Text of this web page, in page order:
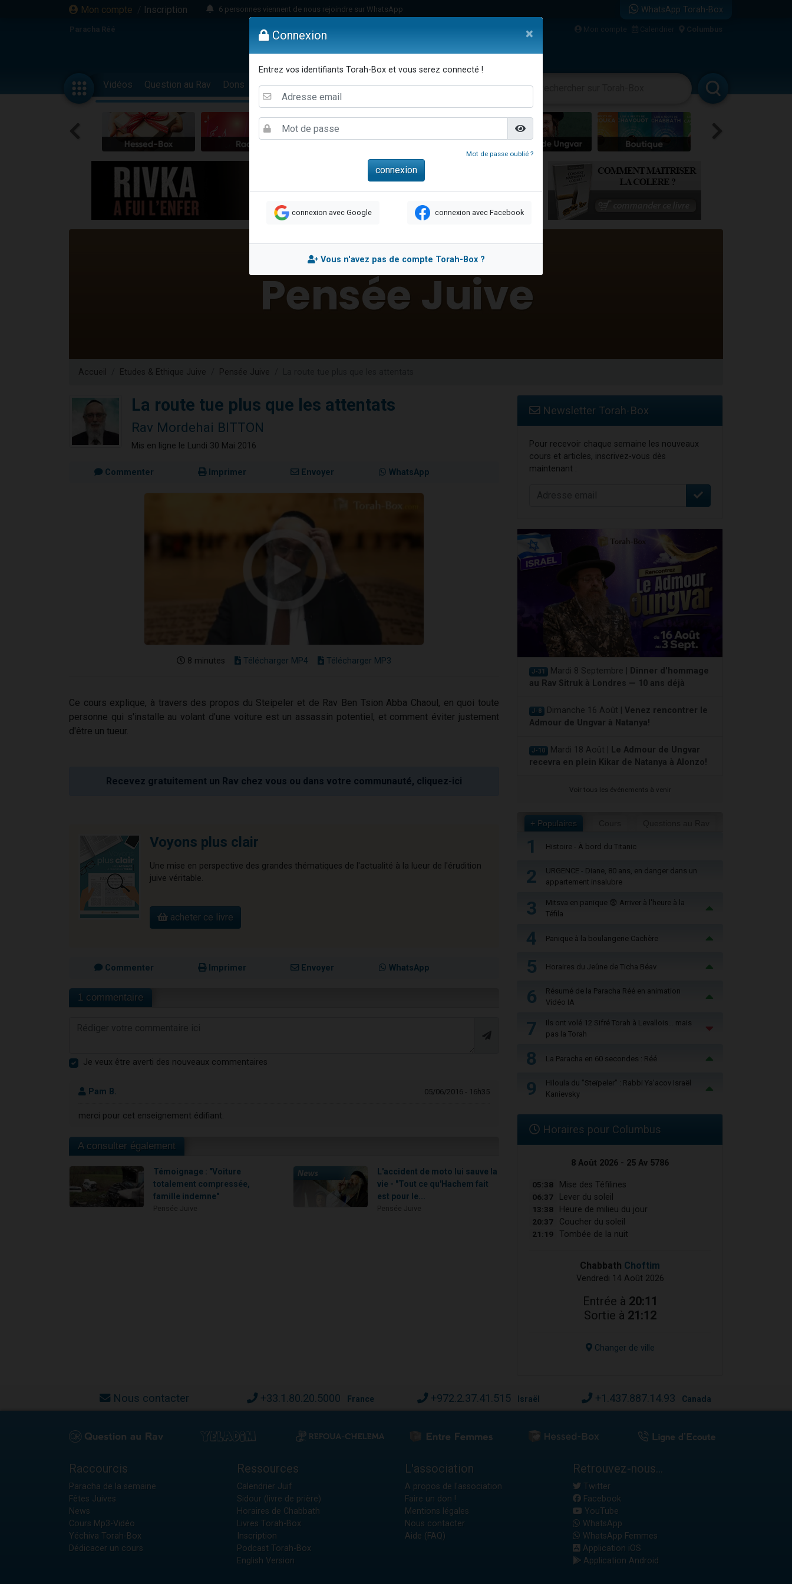
Mon compte / Inscription
6 personnes viennent de nous rejoindre sur WhatsApp
4 personnes viennent de faire un don pour Reloger Rivka, 6 enfants, victime de violences...
4 personnes viennent de nous rejoindre sur WhatsApp
Il reste 49 places pour étudier en groupe sur Zoom
23 personnes viennent de faire un don pour Diane, 80 ans, dans un appartement insalubre
Eva vient de donner son Maasser
4 personnes viennent de nous rejoindre sur WhatsApp
3 personnes viennent de nous rejoindre sur WhatsApp
Odaya vient de donner son Maasser
13 personnes viennent de demander une bénédiction
30 personnes viennent de faire un don pour Sauvez la jambe de Yohan
Il reste 49 places pour étudier en groupe sur Zoom
12 nouvelles musiques dans Torah-Box Music
3 personnes viennent de nous rejoindre sur WhatsApp
WhatsApp Torah-Box
Paracha Réé Mon compte Calendrier Columbus
Vidéos Question au Rav Dons Femmes Enfants Etude sur Texte Musique Paracha Divertissements
Accueil Etudes & Ethique Juive Pensée Juive
La route tue plus que les attentats
Rav Mordehai BITTON
Mis en ligne le Lundi 30 Mai 2016
Commenter Imprimer Envoyer WhatsApp
8 minutes Télécharger MP4 Télécharger MP3
Ce cours explique, à travers des propos du Steipeler et de Rav Ben Tsion Abba Chaoul, en quoi toute
personne qui s'installe au volant d'une voiture est un assassin potentiel, et comment éviter justement
d'être un tueur.
Recevez gratuitement un Rav chez vous ou dans votre communauté, cliquez-ici
Voyons plus clair
Une mise en perspective des grandes thématiques de l'actualité à la lueur de l'érudition
juive véritable.
acheter ce livre
Commenter Imprimer Envoyer WhatsApp
1 commentaire
Je veux être averti des nouveaux commentaires
Pam B. 05/06/2016 - 16h35
merci pour cet enseignement édifiant.
A consulter également
Témoignage : "Voiture
totalement compressée,
famille indemne"
L'accident de moto lui sauve la
vie - "Tout ce qu'Hachem fait
est pour le...
Newsletter Torah-Box
Pour recevoir chaque semaine les nouveaux
cours et articles, inscrivez-vous dès
maintenant :
J-31 Mardi 8 Septembre |
Dinner d'hommage
au Rav Sitruk à Londres — 10 ans déjà
J-8 Dimanche 16 Août | Venez rencontrer le
Admour de Ungvar à Natanya!
J-10 Mardi 18 Août |
Le Admour de Ungvar
recevra en plein Kikar de Natanya à Alonzo!
Voir tous les événements à venir
+ Populaires
1 Histoire - À bord du Titanic
2
URGENCE - Diane, 80 ans, en danger dans un
appartement insalubre
3
Mitsva en panique 😨 Arriver à l'heure à la
Téfila
4 Panique à la boulangerie Cachère
5 Horaires du Jeûne de Ticha Béav
6
Résumé de la Paracha Réé en animation
Vidéo IA
7
Ils ont volé 12 Sifré Torah à Levallois… mais
pas la Torah
8 La Paracha en 60 secondes : Réé
9
Hiloula du "Steïpeler" : Rabbi Ya’acov Israël
Kanievsky
Horaires pour Columbus
8 Août 2026 - 25 Av 5786
05:38 Mise des Téfilines
06:37 Lever du soleil
13:38 Heure de milieu du jour
20:37 Coucher du soleil
21:19 Tombée de la nuit
Chabbath Choftim
Vendredi 14 Août 2026
Entrée à 20:11
Sortie à 21:12
Changer de ville
Nous contacter +33.1.80.20.5000 France +972.2.37.41.515 Israël +1.437.887.14.93 Canada
Raccourcis
Paracha de la semaine
Fêtes Juives
News
Cours Mp3-Vidéo
Yéchiva Torah-Box
Dédicacer un cours
Ressources
Calendrier Juif
Sidour (livre de prière)
Horaires de Chabbath
Livres Torah-Box
Inscription
Podcast Torah-Box
English Version
L'association
A propos de l'association
Faire un don !
Mentions légales
Nous contacter
Aide (FAQ)
Retrouvez-nous...
Twitter
Facebook
YouTube
WhatsApp
WhatsApp Femmes
Application iOS
Application Android
Connexion ×
Entrez vos identifiants Torah-Box et vous serez connecté !
Mot de passe oublié ?
connexion avec Google connexion avec Facebook
Vous n'avez pas de compte Torah-Box ?